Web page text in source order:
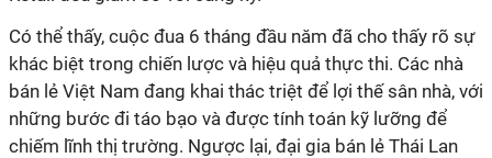
Có thể thấy, cuộc đua 6 tháng đầu năm đã cho thấy rõ sự
khác biệt trong chiến lược và hiệu quả thực thi. Các nhà
bán lẻ Việt Nam đang khai thác triệt để lợi thế sân nhà, với
những bước đi táo bạo và được tính toán kỹ lưỡng để
chiếm lĩnh thị trường. Ngược lại, đại gia bán lẻ Thái Lan